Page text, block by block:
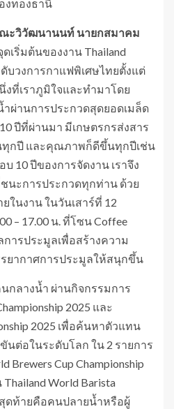
งทองธานี
วิวัฒนานนท์ นายกสมาคม
ดเริ่มต้นของงาน Thailand
บวงการกาแฟพิเศษไทยตั้งแต่
ที่เราภูมิใจและทำมาโดย
ผ่านการประกวดสุดยอดเมล็ด
ปีที่ผ่านมา มีเกษตรกรส่งสาร
ทุกปี และคุณภาพก็ดีขึ้นทุกปีเช่น
10 ปีของการจัดงาน เราจึง
นะการประกวดทุกท่าน ด้วย
ในงาน ในวันเสาร์ที่ 12
– 17.00 น. ที่โซน Coffee
ารประมูลเพื่อสร้างความ
ยากาศการประมูลให้สนุกขึ้น
กลางน้ำ ผ่านกิจกรรมการ
2025 และ
2025 เพื่อค้นหาตัวแทน
นต่อในระดับโลก ใน 2 รายการ
Brewers Cup Championship
World Barista
สุดท้ายคือคนปลายน้ำหรือผู้